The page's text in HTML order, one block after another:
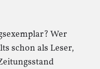
Wer
schon als Leser,